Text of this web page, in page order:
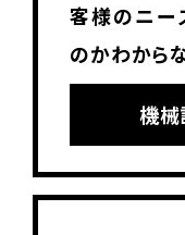
客様のニー
のかわから
機械